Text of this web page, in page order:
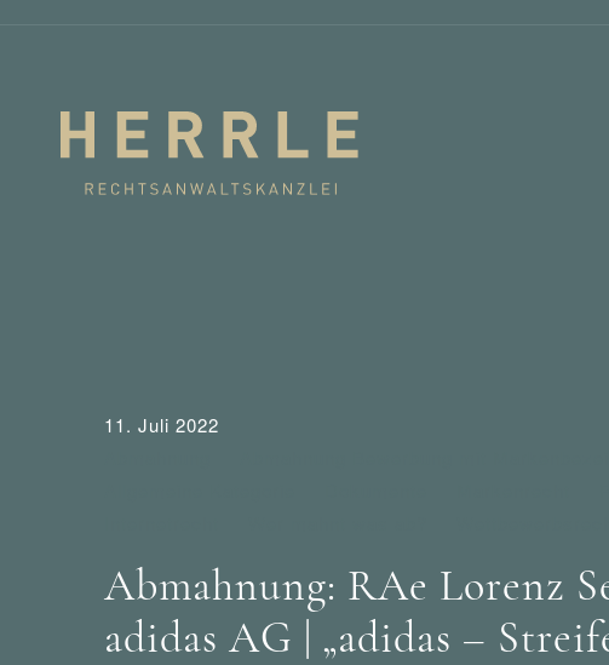
11. Juli 2022
Abmahnung: RAe Lorenz
adidas AG | „adidas –